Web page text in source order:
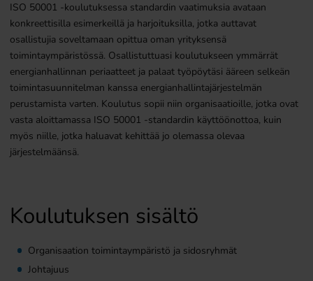
ISO 50001 -koulutuksessa standardin vaatimuksia avataan
konkreettisilla esimerkeillä ja harjoituksilla, jotka auttavat
osallistujia soveltamaan opittua oman yrityksensä
toimintaympäristössä. Osallistuttuasi koulutukseen ymmärrät
energianhallinnan periaatteet ja palaat työpöytäsi ääreen selkeän
toimintasuunnitelman kanssa energianhallintajärjestelmän
perustamista varten. Koulutus sopii niin organisaatioille, jotka ovat
vasta aloittamassa ISO 50001 -standardin käyttöönottoa, kuin
myös niille, jotka haluavat kehittää jo olemassa olevaa
järjestelmäänsä.
Koulutuksen sisältö
Organisaation toimintaympäristö ja sidosryhmät
Johtajuus